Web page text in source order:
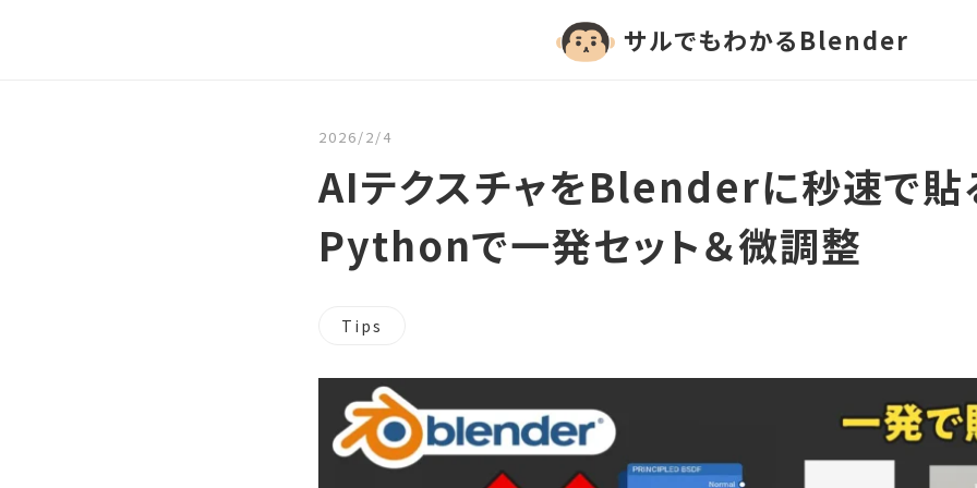
サルでもわかるBlender
2026/2/4
AIテクスチャをBlenderに秒速で貼
Pythonで一発セット＆微調整
Tips